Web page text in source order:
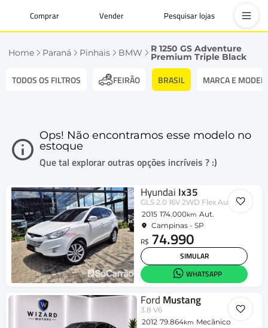
Comprar Vender Pesquisar lojas
Home Paraná Pinhais BMW R 1250 GS Adventure
Premium Triple Black
TODOS OS FILTROS FEIRÃO BRASIL MARCA E
Ops! Não encontramos esse modelo no
estoque
Que tal explorar outras opções incríveis ? :)
Hyundai Ix35
GLS 2.0 16V 2WD Flex Aut.
2015 174.000km Aut.
Campinas - SP
R$ 74.990
SIMULAR
WHATSAPP
Ford Mustang
3.8 V6
2012 79.864km Mecânico